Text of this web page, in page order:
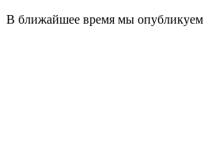
В ближайшее время мы